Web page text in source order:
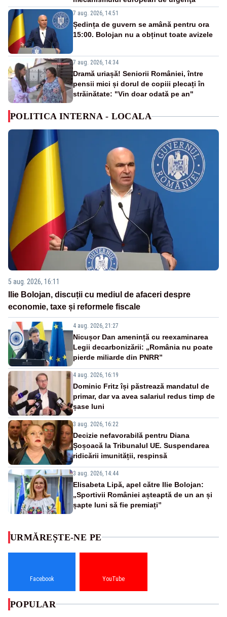
7 aug. 2026, 14:51
Ședința de guvern se amână pentru ora
15:00. Bolojan nu a obținut toate avizele
7 aug. 2026, 14:34
Dramă uriașă! Seniorii României, între
pensii mici și dorul de copiii plecați în
străinătate: "Vin doar odată pe an"
POLITICA INTERNA - LOCALA
5 aug. 2026, 16:11
Ilie Bolojan, discuții cu mediul de afaceri despre
economie, taxe și reformele fiscale
4 aug. 2026, 21:27
Nicușor Dan amenință cu reexaminarea
Legii decarbonizării: „România nu poate
pierde miliarde din PNRR”
4 aug. 2026, 16:19
Dominic Fritz își păstrează mandatul de
primar, dar va avea salariul redus timp de
șase luni
3 aug. 2026, 16:22
Decizie nefavorabilă pentru Diana
Șoșoacă la Tribunalul UE. Suspendarea
ridicării imunității, respinsă
3 aug. 2026, 14:44
Elisabeta Lipă, apel către Ilie Bolojan:
„Sportivii României așteaptă de un an și
șapte luni să fie premiați”
URMĂREȘTE-NE PE
Facebook YouTube
POPULAR